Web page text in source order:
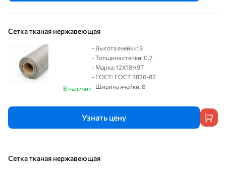
Сетка тканая нержавеющая
В наличии
- Высота ячейки: 8
- Толщина стенки: 0.7
- Марка: 12Х18Н9Т
- ГОСТ: ГОСТ 3826-82
- Ширина ячейки: 8
Узнать цену
Сетка тканая нержавеющая